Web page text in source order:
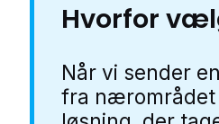
Hvorfor
Når vi sender
fra